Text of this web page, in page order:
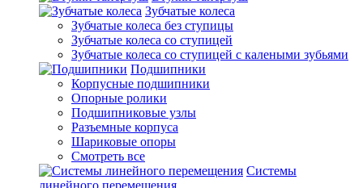
Зубчатые колеса
Зубчатые колеса без ступицы
Зубчатые колеса со ступицей
Зубчатые колеса со ступицей с калеными зубьями
Подшипники
Корпусные подшипники
Опорные ролики
Подшипниковые узлы
Разъемные корпуса
Шариковые опоры
Смотреть все
Системы
линейного перемещения